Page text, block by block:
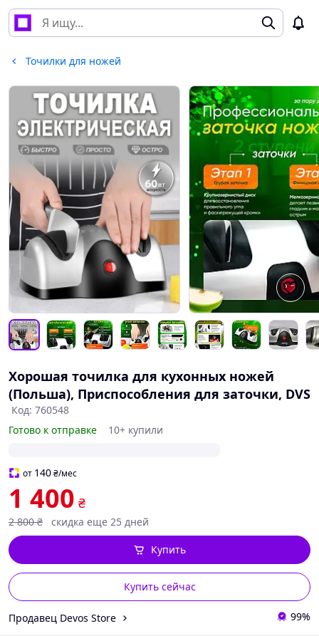
Точилки для ножей
Хорошая точилка для кухонных ножей
(Польша), Приспособления для заточки, DVS
Код: 760548
Готово к отправке
10+ купили
от 140₴/мес
1 400 ₴
2 800 ₴ скидка еще 25 дней
Купить сейчас
Купить
Продавец Devos Store 99%